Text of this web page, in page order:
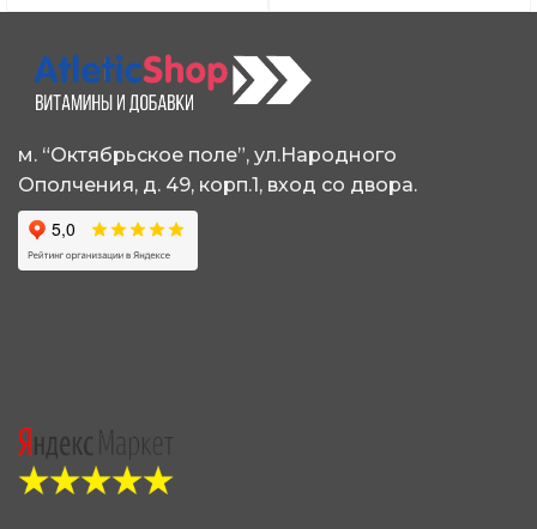
вариаций.
можно
выбрать
на
товара.
Опции
выбрать
на
м. “Октябрьское поле”, ул.Народного
Ополчения, д. 49, корп.1, вход со двора.